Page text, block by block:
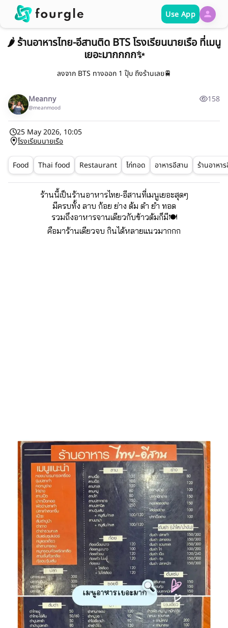
Use App
🌶️ ร้านอาหารไทย-อีสานติด BTS โรงเรียนนายเรือ ที่เมนู
เยอะมากกกก✨
ลงจาก BTS ทางออก 1 ปุ๊บ ถึงร้านเลย🚆
Meanny
@meanmood
158
25 May 2026, 10:05
โรงเรียนนายเรือ
Food Thai food Restaurant ไก่ทอด อาหารอีสาน ร้านอาหา
ร้านนี้เป็นร้านอาหารไทย-อีสานที่เมนูเยอะสุดๆ
มีครบทั้ง ลาบ ก้อย ย่าง ต้ม ตำ ยำ ทอด
รวมถึงอาหารจานเดียวกับข้าวต้มก็มี🍽️
คือมาร้านเดียวจบ กินได้หลายแนวมากกก